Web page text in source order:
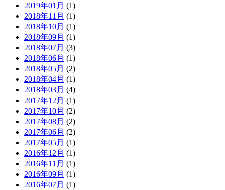
2019年01月 (1)
2018年11月 (1)
2018年10月 (1)
2018年09月 (1)
2018年07月 (3)
2018年06月 (1)
2018年05月 (2)
2018年04月 (1)
2018年03月 (4)
2017年12月 (1)
2017年10月 (2)
2017年08月 (2)
2017年06月 (2)
2017年05月 (1)
2016年12月 (1)
2016年11月 (1)
2016年09月 (1)
2016年07月 (1)